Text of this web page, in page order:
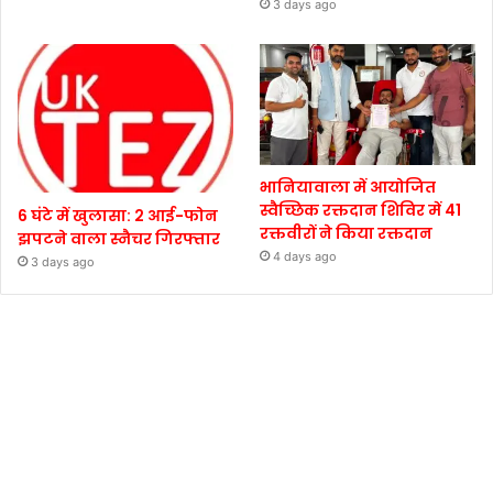
3 days ago
6 घंटे में खुलासा: 2 आई-फोन
झपटने वाला स्नैचर गिरफ्तार
3 days ago
भानियावाला में आयोजित
स्वैच्छिक रक्तदान शिविर में 41
रक्तवीरों ने किया रक्तदान
4 days ago